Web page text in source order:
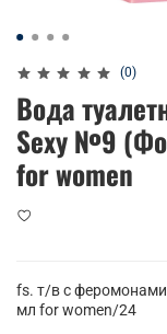
(0)
Вода
Sexy №9
for women
fs. т/в с
мл for women/24